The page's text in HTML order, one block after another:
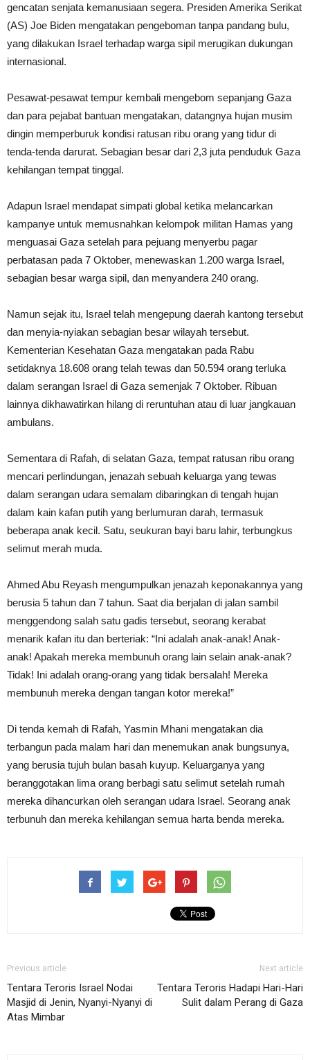
gencatan senjata kemanusiaan segera. Presiden Amerika Serikat
(AS) Joe Biden mengatakan pengeboman tanpa pandang bulu,
yang dilakukan Israel terhadap warga sipil merugikan dukungan
internasional.
Pesawat-pesawat tempur kembali mengebom sepanjang Gaza
dan para pejabat bantuan mengatakan, datangnya hujan musim
dingin memperburuk kondisi ratusan ribu orang yang tidur di
tenda-tenda darurat. Sebagian besar dari 2,3 juta penduduk Gaza
kehilangan tempat tinggal.
Adapun Israel mendapat simpati global ketika melancarkan
kampanye untuk memusnahkan kelompok militan Hamas yang
menguasai Gaza setelah para pejuang menyerbu pagar
perbatasan pada 7 Oktober, menewaskan 1.200 warga Israel,
sebagian besar warga sipil, dan menyandera 240 orang.
Namun sejak itu, Israel telah mengepung daerah kantong tersebut
dan menyia-nyiakan sebagian besar wilayah tersebut.
Kementerian Kesehatan Gaza mengatakan pada Rabu
setidaknya 18.608 orang telah tewas dan 50.594 orang terluka
dalam serangan Israel di Gaza semenjak 7 Oktober. Ribuan
lainnya dikhawatirkan hilang di reruntuhan atau di luar jangkauan
ambulans.
Sementara di Rafah, di selatan Gaza, tempat ratusan ribu orang
mencari perlindungan, jenazah sebuah keluarga yang tewas
dalam serangan udara semalam dibaringkan di tengah hujan
dalam kain kafan putih yang berlumuran darah, termasuk
beberapa anak kecil. Satu, seukuran bayi baru lahir, terbungkus
selimut merah muda.
Ahmed Abu Reyash mengumpulkan jenazah keponakannya yang
berusia 5 tahun dan 7 tahun. Saat dia berjalan di jalan sambil
menggendong salah satu gadis tersebut, seorang kerabat
menarik kafan itu dan berteriak: “Ini adalah anak-anak! Anak-
anak! Apakah mereka membunuh orang lain selain anak-anak?
Tidak! Ini adalah orang-orang yang tidak bersalah! Mereka
membunuh mereka dengan tangan kotor mereka!”
Di tenda kemah di Rafah, Yasmin Mhani mengatakan dia
terbangun pada malam hari dan menemukan anak bungsunya,
yang berusia tujuh bulan basah kuyup. Keluarganya yang
beranggotakan lima orang berbagi satu selimut setelah rumah
mereka dihancurkan oleh serangan udara Israel. Seorang anak
terbunuh dan mereka kehilangan semua harta benda mereka.
Previous article
Tentara Teroris Israel Nodai
Masjid di Jenin, Nyanyi-Nyanyi di
Atas Mimbar
Next article
Tentara Teroris Hadapi Hari-Hari
Sulit dalam Perang di Gaza